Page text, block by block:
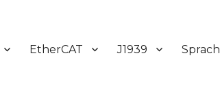
EtherCAT J1939